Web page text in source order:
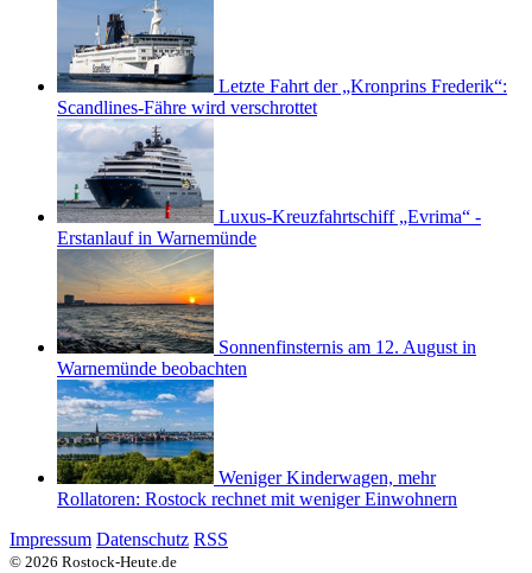
Letzte Fahrt der „Kronprins Frederik“:
Scandlines-Fähre wird verschrottet
Luxus-Kreuzfahrtschiff „Evrima“ -
Erstanlauf in Warnemünde
Sonnenfinsternis am 12. August in
Warnemünde beobachten
Weniger Kinderwagen, mehr
Rollatoren: Rostock rechnet mit weniger Einwohnern
Impressum Datenschutz RSS
© 2026 Rostock-Heute.de